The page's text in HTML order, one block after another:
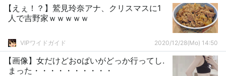
【えぇ！？】鷲見玲奈アナ、クリスマスに1
人で吉野家ｗｗｗｗｗ
VIPワイドガイド 2020/12/28(Mo) 14:50
【画像】女だけどおoぱいがどっか行ってし.
まった・・・・・・・・・・